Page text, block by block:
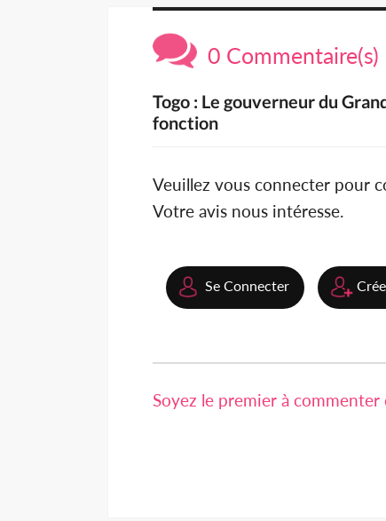
0 Commentaire(s)
Togo : Le gouverneur du
fonction
Veuillez vous connecter pour
Votre avis nous intéresse.
Se Connecter
Soyez le premier à commenter